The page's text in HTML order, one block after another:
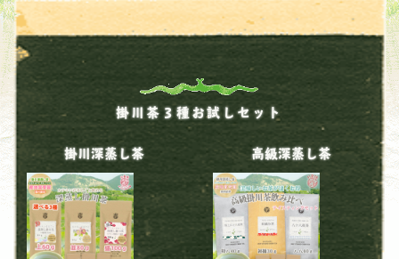
掛川茶３種お試しセット
掛川深蒸し茶 高級深蒸し茶